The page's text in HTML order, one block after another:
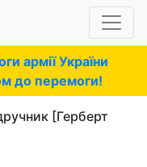
армії України
до перемоги!
[Герберт